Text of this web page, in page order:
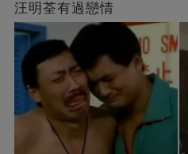
汪明荃有過戀情